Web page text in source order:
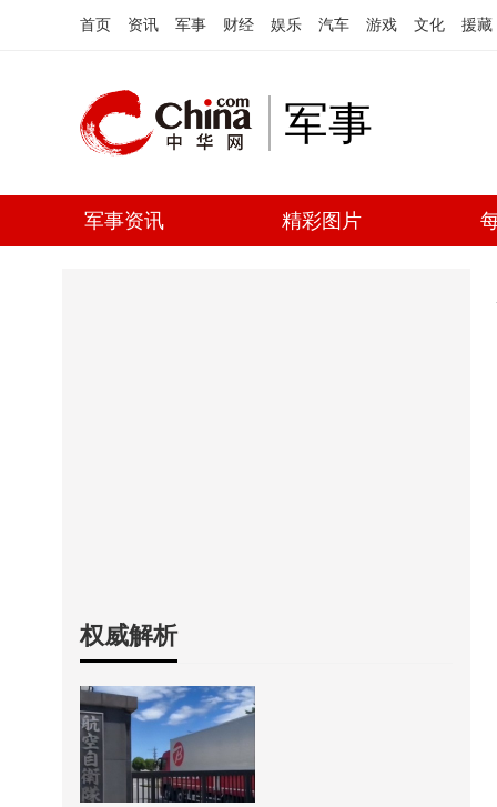
首页 资讯 军事 财经 娱乐 汽车 游戏 文化 援藏
军事
军事资讯 精彩图片
权威解析